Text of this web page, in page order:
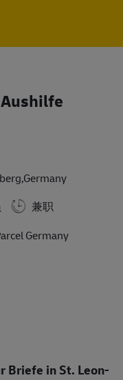
兼职
Germany
Briefe inSt. Leon-